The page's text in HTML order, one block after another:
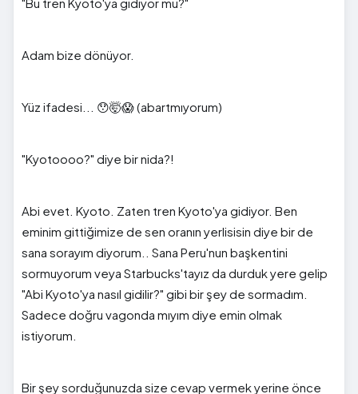
Adam bize dönüyor.
Yüz ifadesi... 😯🤯😱 (abartmıyorum)
"Kyotoooo?" diye bir nida?!
Abi evet. Kyoto. Zaten tren Kyoto'ya gidiyor. Ben
eminim gittiğimize de sen oranın yerlisisin diye bir de
sana sorayım diyorum.. Sana Peru'nun başkentini
sormuyorum veya Starbucks'tayız da durduk yere gelip
"Abi Kyoto'ya nasıl gidilir?" gibi bir şey de sormadım.
Sadece doğru vagonda mıyım diye emin olmak
istiyorum.
Bir şey sorduğunuzda size cevap vermek yerine önce